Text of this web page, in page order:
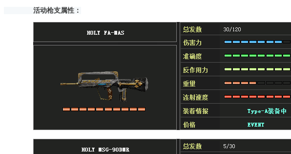
活动枪支属性：